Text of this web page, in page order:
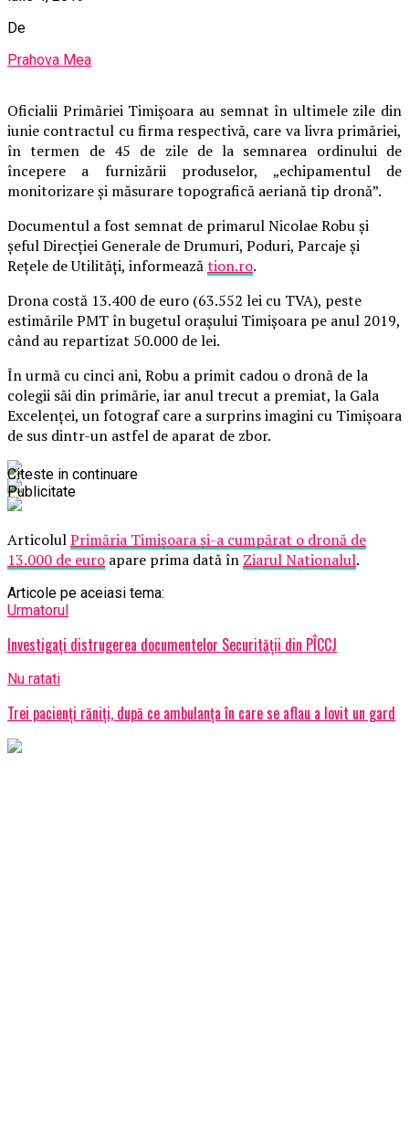
De
Prahova Mea
Oficialii Primăriei Timişoara au semnat în ultimele zile din
iunie contractul cu firma respectivă, care va livra primăriei,
în termen de 45 de zile de la semnarea ordinului de
începere a furnizării produselor, „echipamentul de
monitorizare şi măsurare topografică aeriană tip dronă”.
Documentul a fost semnat de primarul Nicolae Robu şi
şeful Direcţiei Generale de Drumuri, Poduri, Parcaje şi
Reţele de Utilităţi, informeazătion.ro.
Drona costă 13.400 de euro (63.552 lei cu TVA), peste
estimările PMT în bugetul oraşului Timişoara pe anul 2019,
când au repartizat 50.000 de lei.
În urmă cu cinci ani, Robu a primit cadou o dronă de la
colegii săi din primărie, iar anul trecut a premiat, la Gala
Excelenţei, un fotograf care a surprins imagini cu Timişoara
de sus dintr-un astfel de aparat de zbor.
ArticolulPrimăria Timişoara şi-a cumpărat o dronă de
13.000 de euro apare prima dată în Ziarul Nationalul.
Articole pe aceiasi tema:
Urmatorul
Investigaţi distrugerea documentelor Securităţii din PÎCCJ
Nu ratati
Trei pacienţi răniţi, după ce ambulanţa în care se aflau a lovit un gard
Citeste in continuare
Publicitate